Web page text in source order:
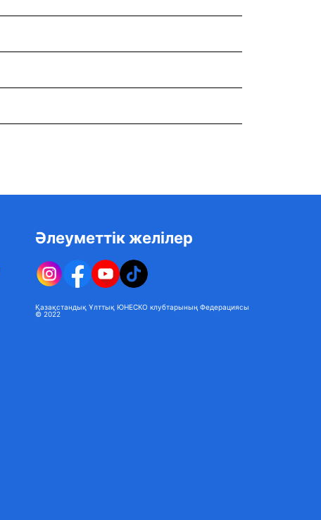
Әлеуметтік желілер
Қазақстандық Ұлттық ЮНЕСКО клубтарының Федерациясы
© 2022